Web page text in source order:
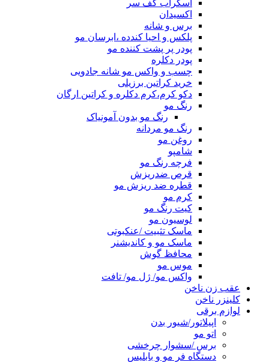
اسکراب کف سر
اکسیدان
برس و شانه
پلکس و احیا کندده ،ابرسان مو
پودر پر پشت کننده مو
پودر دکلره
چسب و واکس مو شانه جادویی
خرید کراتین برزیلی
دکو کرم،کرم دکلره و کراتین ارگان
رنگ مو
رنگ مو بدون آمونیاک
رنگ مو مردانه
روغن مو
شامپو
فرچه رنگ مو
قرص ضدریزش
قطره ضد ریزش مو
کرم مو
کیت رنگ مو
لوسیون مو
ماسک تثبیت /عنکبوتی
ماسک مو و کاندیشنر
محافظ گوش
موس مو
واکس مو/ ژل مو/ تافت
عقب زن ناخن
کلینزر ناخن
لوازم برقی
اپیلاتور/شیور بدن
اتو مو
برس /سشوار چرخشی
دستگاه فر مو و بابلیس